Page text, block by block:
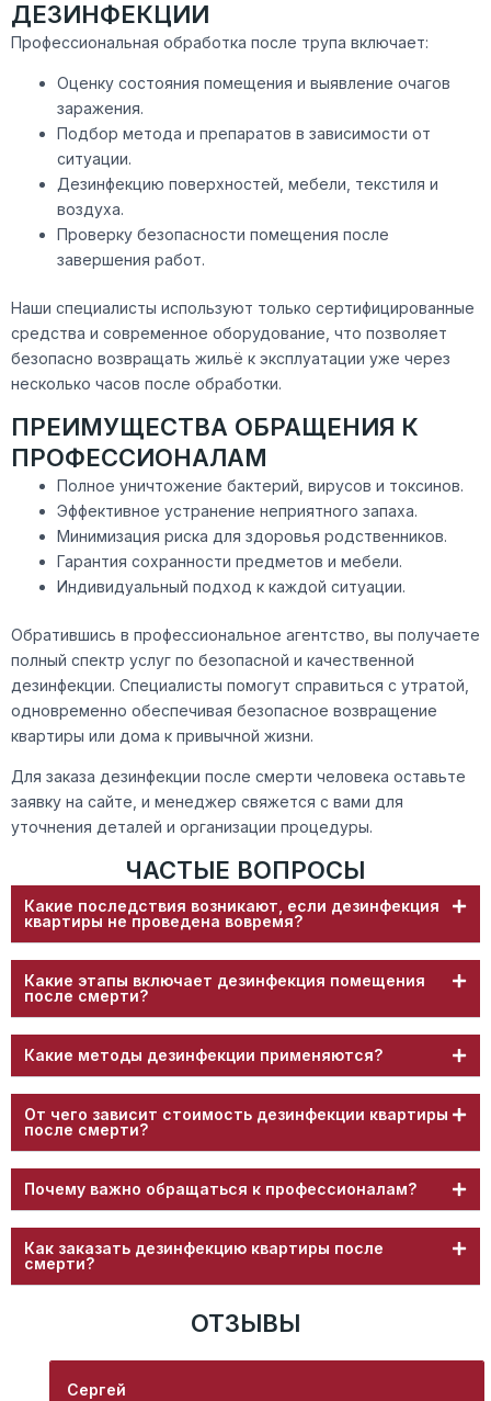
ДЕЗИНФЕКЦИИ
Профессиональная обработка после трупа включает:
Оценку состояния помещения и выявление очагов
заражения.
Подбор метода и препаратов в зависимости от
ситуации.
Дезинфекцию поверхностей, мебели, текстиля и
воздуха.
Проверку безопасности помещения после
завершения работ.
Наши специалисты используют только сертифицированные
средства и современное оборудование, что позволяет
безопасно возвращать жильё к эксплуатации уже через
несколько часов после обработки.
ПРЕИМУЩЕСТВА ОБРАЩЕНИЯ К
ПРОФЕССИОНАЛАМ
Полное уничтожение бактерий, вирусов и токсинов.
Эффективное устранение неприятного запаха.
Минимизация риска для здоровья родственников.
Гарантия сохранности предметов и мебели.
Индивидуальный подход к каждой ситуации.
Обратившись в профессиональное агентство, вы получаете
полный спектр услуг по безопасной и качественной
дезинфекции. Специалисты помогут справиться с утратой,
одновременно обеспечивая безопасное возвращение
квартиры или дома к привычной жизни.
Для заказа дезинфекции после смерти человека оставьте
заявку на сайте, и менеджер свяжется с вами для
уточнения деталей и организации процедуры.
ЧАСТЫЕ ВОПРОСЫ
Какие последствия возникают, если дезинфекция
квартиры не проведена вовремя?
Какие этапы включает дезинфекция помещения
после смерти?
Какие методы дезинфекции применяются?
От чего зависит стоимость дезинфекции квартиры
после смерти?
Почему важно обращаться к профессионалам?
Как заказать дезинфекцию квартиры после
смерти?
ОТЗЫВЫ
Сергей